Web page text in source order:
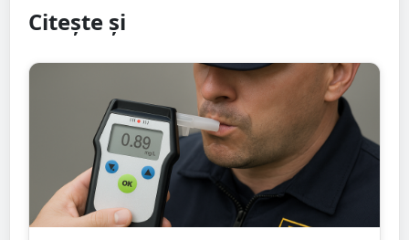
Citește și